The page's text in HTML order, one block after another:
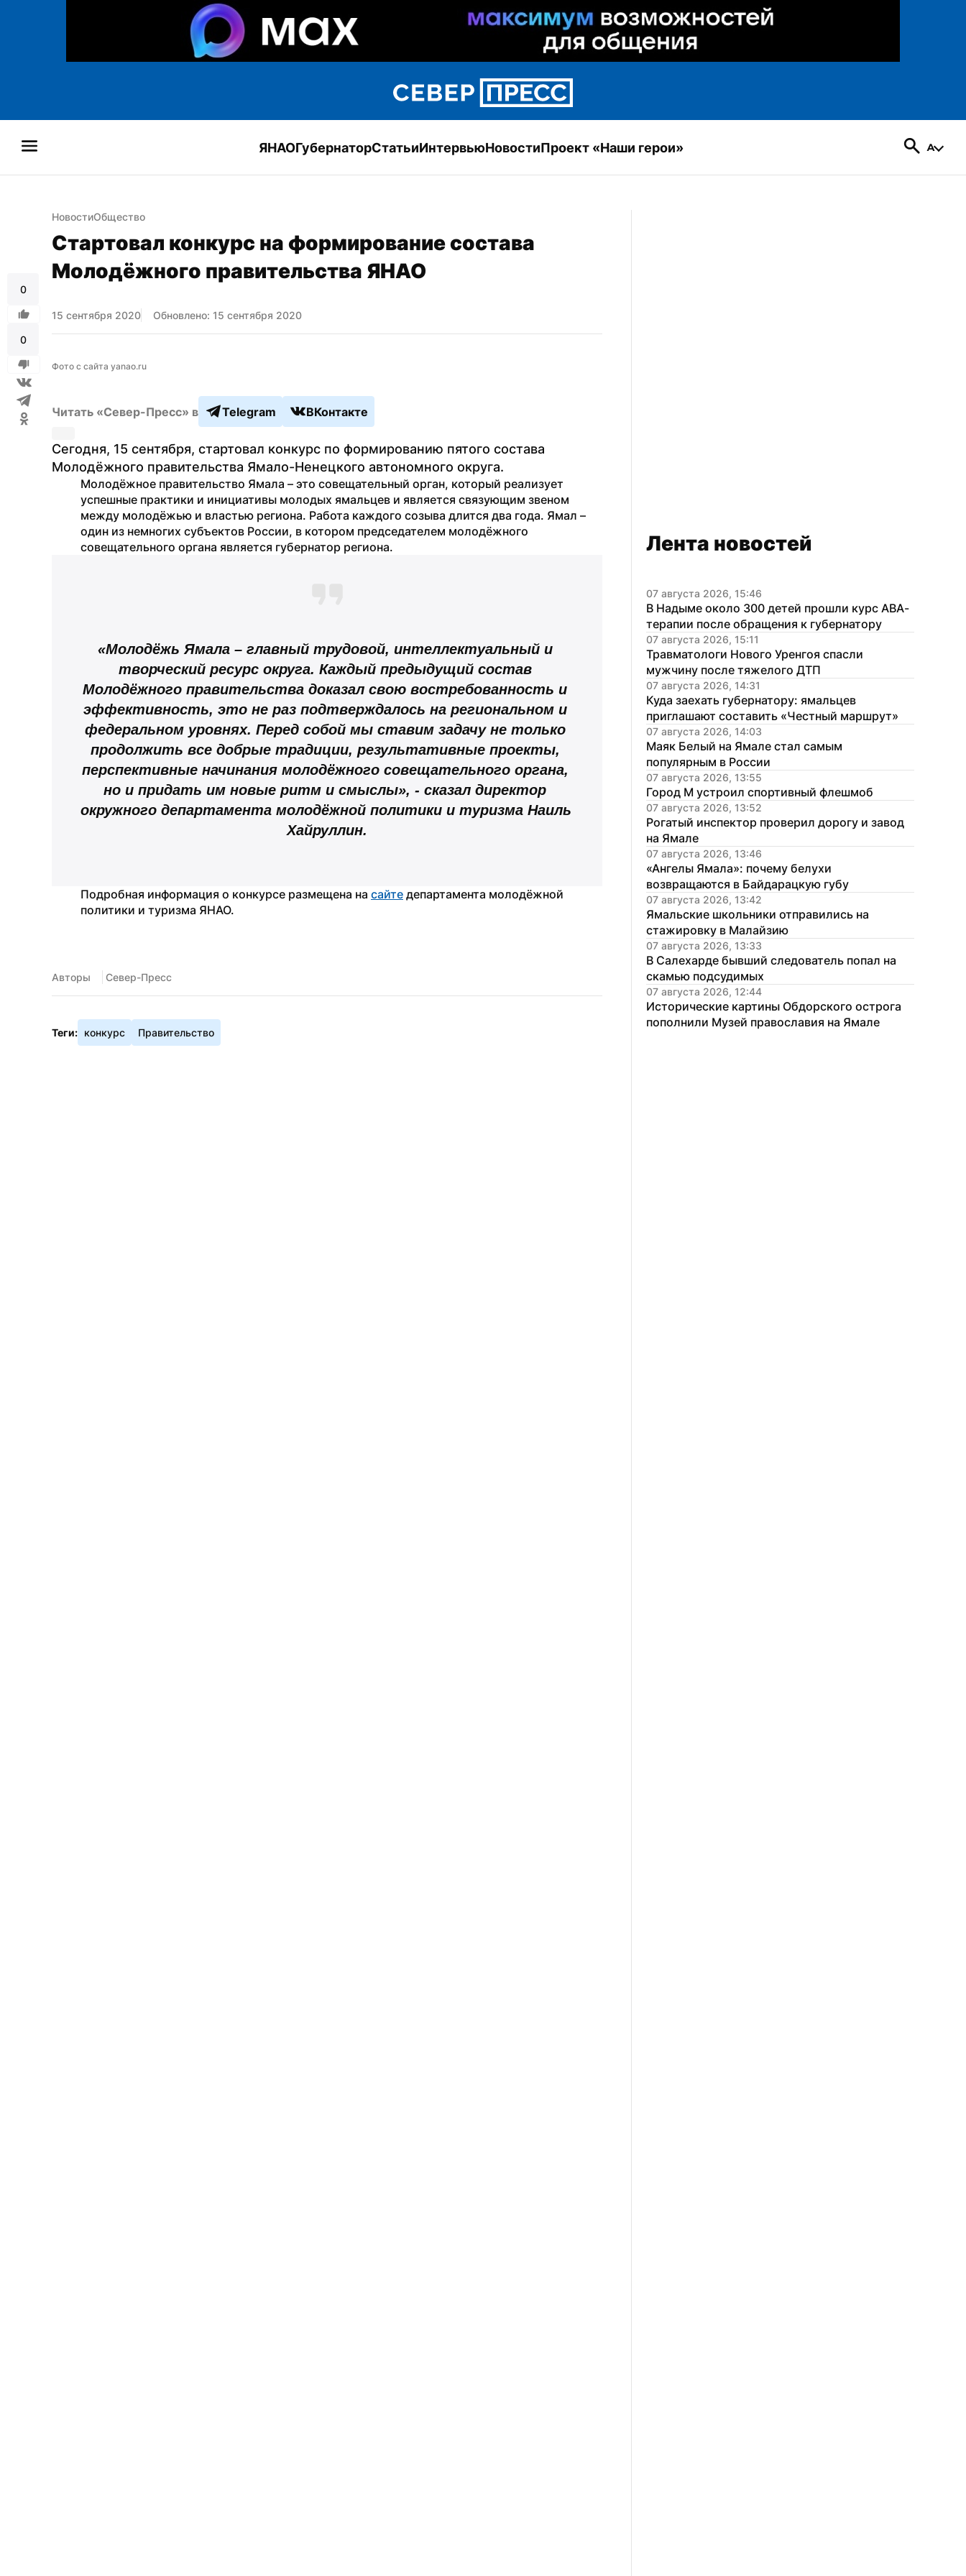
ЯНАОГубернаторСтатьиИнтервьюНовостиПроект «Наши герои»
0
0
НовостиОбщество
Стартовал конкурс на формирование состава
Молодёжного правительства ЯНАО
15 сентября 2020 Обновлено: 15 сентября 2020
Фото с сайта yanao.ru
Читать «Север-Пресс» в Telegram ВКонтакте
Сегодня, 15 сентября, стартовал конкурс по формированию пятого состава
Молодёжного правительства Ямало-Ненецкого автономного округа.
Молодёжное правительство Ямала – это совещательный орган, который реализует
успешные практики и инициативы молодых ямальцев и является связующим звеном
между молодёжью и властью региона. Работа каждого созыва длится два года. Ямал –
один из немногих субъектов России, в котором председателем молодёжного
совещательного органа является губернатор региона.
«Молодёжь Ямала – главный трудовой, интеллектуальный и
творческий ресурс округа. Каждый предыдущий состав
Молодёжного правительства доказал свою востребованность и
эффективность, это не раз подтверждалось на региональном и
федеральном уровнях. Перед собой мы ставим задачу не только
продолжить все добрые традиции, результативные проекты,
перспективные начинания молодёжного совещательного органа,
но и придать им новые ритм и смыслы», - сказал директор
окружного департамента молодёжной политики и туризма Наиль
Хайруллин.
Подробная информация о конкурсе размещена на сайте департамента молодёжной
политики и туризма ЯНАО.
Авторы Север-Пресс
Теги: конкурс Правительство
Лента новостей
07 августа 2026, 15:46
В Надыме около 300 детей прошли курс АВА-
терапии после обращения к губернатору
07 августа 2026, 15:11
Травматологи Нового Уренгоя спасли
мужчину после тяжелого ДТП
07 августа 2026, 14:31
Куда заехать губернатору: ямальцев
приглашают составить «Честный маршрут»
07 августа 2026, 14:03
Маяк Белый на Ямале стал самым
популярным в России
07 августа 2026, 13:55
Город М устроил спортивный флешмоб
07 августа 2026, 13:52
Рогатый инспектор проверил дорогу и завод
на Ямале
07 августа 2026, 13:46
«Ангелы Ямала»: почему белухи
возвращаются в Байдарацкую губу
07 августа 2026, 13:42
Ямальские школьники отправились на
стажировку в Малайзию
07 августа 2026, 13:33
В Салехарде бывший следователь попал на
скамью подсудимых
07 августа 2026, 12:44
Исторические картины Обдорского острога
пополнили Музей православия на Ямале